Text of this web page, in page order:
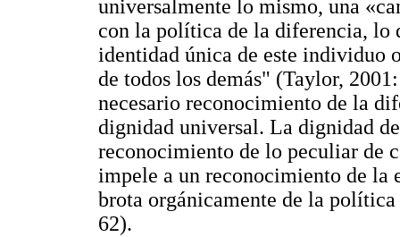
universalmente lo mismo, una
con la política de la diferencia, lo
identidad única de este individuo
de todos los demás" (Taylor,
necesario reconocimiento de la
dignidad universal. La dignidad
reconocimiento de lo peculiar de
impele a un reconocimiento de
brota orgánicamente de la
62).